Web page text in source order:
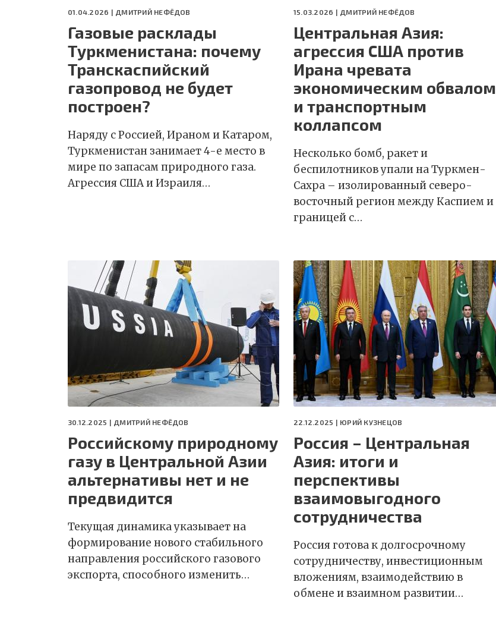
01.04.2026 | ДМИТРИЙ НЕФЁДОВ
Газовые расклады
Туркменистана: почему
Транскаспийский
газопровод не будет
построен?
Наряду с Россией, Ираном и Катаром,
Туркменистан занимает 4-е место в
мире по запасам природного газа.
Агрессия США и Израиля…
15.03.2026 | ДМИТРИЙ НЕФЁДОВ
Центральная Азия:
агрессия США против
Ирана чревата
экономическим обвалом
и транспортным
коллапсом
Несколько бомб, ракет и
беспилотников упали на Туркмен-
Сахра – изолированный северо-
восточный регион между Каспием и
границей с…
30.12.2025 | ДМИТРИЙ НЕФЁДОВ
Российскому природному
газу в Центральной Азии
альтернативы нет и не
предвидится
Текущая динамика указывает на
формирование нового стабильного
направления российского газового
экспорта, способного изменить…
22.12.2025 | ЮРИЙ КУЗНЕЦОВ
Россия – Центральная
Азия: итоги и
перспективы
взаимовыгодного
сотрудничества
Россия готова к долгосрочному
сотрудничеству, инвестиционным
вложениям, взаимодействию в
обмене и взаимном развитии…